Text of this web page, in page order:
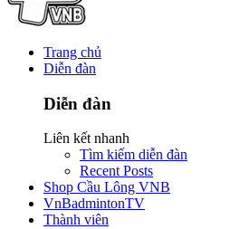
Trang chủ
Diễn đàn
Diễn đàn
Liên kết nhanh
Tìm kiếm diễn đàn
Recent Posts
Shop Cầu Lông VNB
VnBadmintonTV
Thành viên